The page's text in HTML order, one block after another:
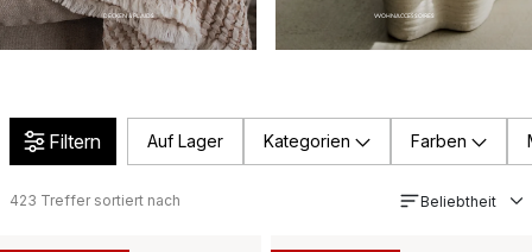
DECKEN & PLAIDS WOHNACCESSOIRES
Filtern Auf Lager Kategorien Farben
423 Treffer sortiert nach Beliebtheit